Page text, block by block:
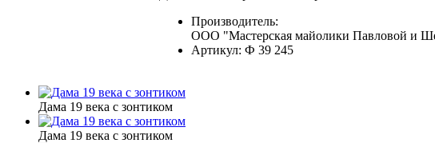
Производитель:
ООО "Мастерская майолики Павловой и
Артикул: Ф 39 245
Дама 19 века с зонтиком
Дама 19 века с зонтиком